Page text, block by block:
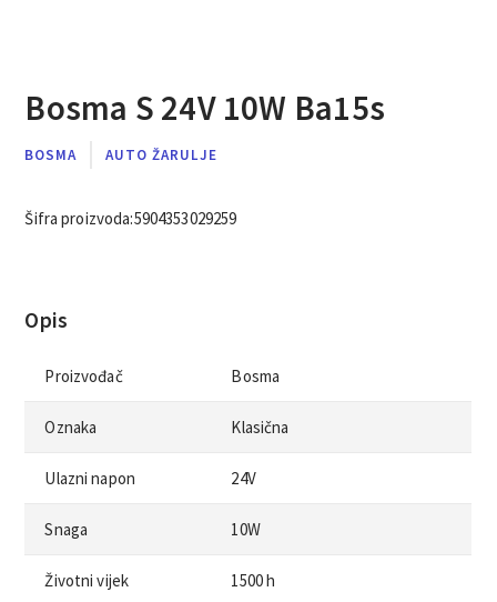
Bosma S 24V 10W Ba15s
BOSMA AUTO ŽARULJE
Šifra proizvoda:5904353029259
Opis
Proizvođač Bosma
Oznaka Klasična
Ulazni napon 24V
Snaga 10W
Životni vijek 1500 h